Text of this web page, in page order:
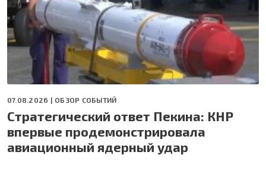
07.08.2026 | ОБЗОР СОБЫТИЙ
Стратегический ответ Пекина: КНР
впервые продемонстрировала
авиационный ядерный удар